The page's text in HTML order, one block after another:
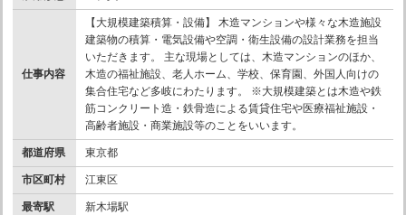
仕事内容
【大規模建築積算・設備】 木造マンションや様々な木造施設
建築物の積算・電気設備や空調・衛生設備の設計業務を担当
いただきます。 主な現場としては、木造マンションのほか、
木造の福祉施設、老人ホーム、学校、保育園、外国人向けの
集合住宅など多岐にわたります。 ※大規模建築とは木造や鉄
筋コンクリート造・鉄骨造による賃貸住宅や医療福祉施設・
高齢者施設・商業施設等のことをいいます。
都道府県 東京都
市区町村 江東区
最寄駅 新木場駅